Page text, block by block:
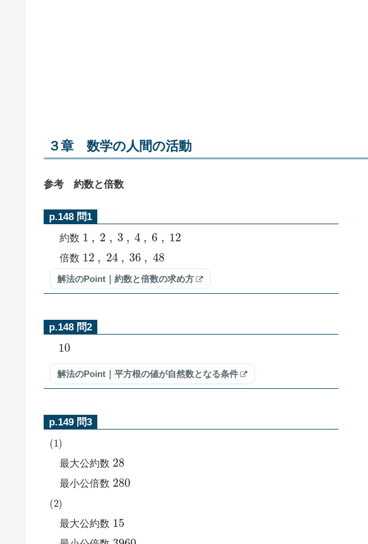
３章 数学の人間の活動
参考 約数と倍数
p.148 問1
約数
1 2 3 4 6 12
倍数
12 24 36 48
解法のPoint｜約数と倍数の求め方
p.148 問2
10
解法のPoint｜平方根の値が自然数となる条件
p.149 問3
(1
最大公約数
28
最小公倍数
280
(2
最大公約数
15
3960